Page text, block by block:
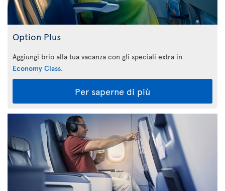
Option Plus
Aggiungi brio alla tua vacanza con gli speciali extra in
Economy Class.
Per saperne di più